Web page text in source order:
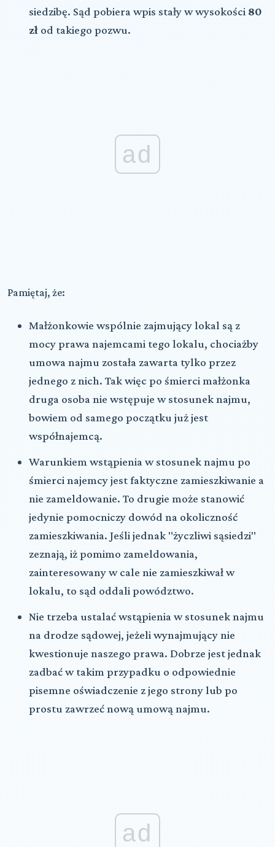
siedzibę. Sąd pobiera wpis stały w wysokości 80
zł od takiego pozwu.
ad
Pamiętaj, że:
Małżonkowie wspólnie zajmujący lokal są z
mocy prawa najemcami tego lokalu, chociażby
umowa najmu została zawarta tylko przez
jednego z nich. Tak więc po śmierci małżonka
druga osoba nie wstępuje w stosunek najmu,
bowiem od samego początku już jest
współnajemcą.
Warunkiem wstąpienia w stosunek najmu po
śmierci najemcy jest faktyczne zamieszkiwanie a
nie zameldowanie. To drugie może stanowić
jedynie pomocniczy dowód na okoliczność
zamieszkiwania. Jeśli jednak "życzliwi sąsiedzi"
zeznają, iż pomimo zameldowania,
zainteresowany w cale nie zamieszkiwał w
lokalu, to sąd oddali powództwo.
Nie trzeba ustalać wstąpienia w stosunek najmu
na drodze sądowej, jeżeli wynajmujący nie
kwestionuje naszego prawa. Dobrze jest jednak
zadbać w takim przypadku o odpowiednie
pisemne oświadczenie z jego strony lub po
prostu zawrzeć nową umową najmu.
ad